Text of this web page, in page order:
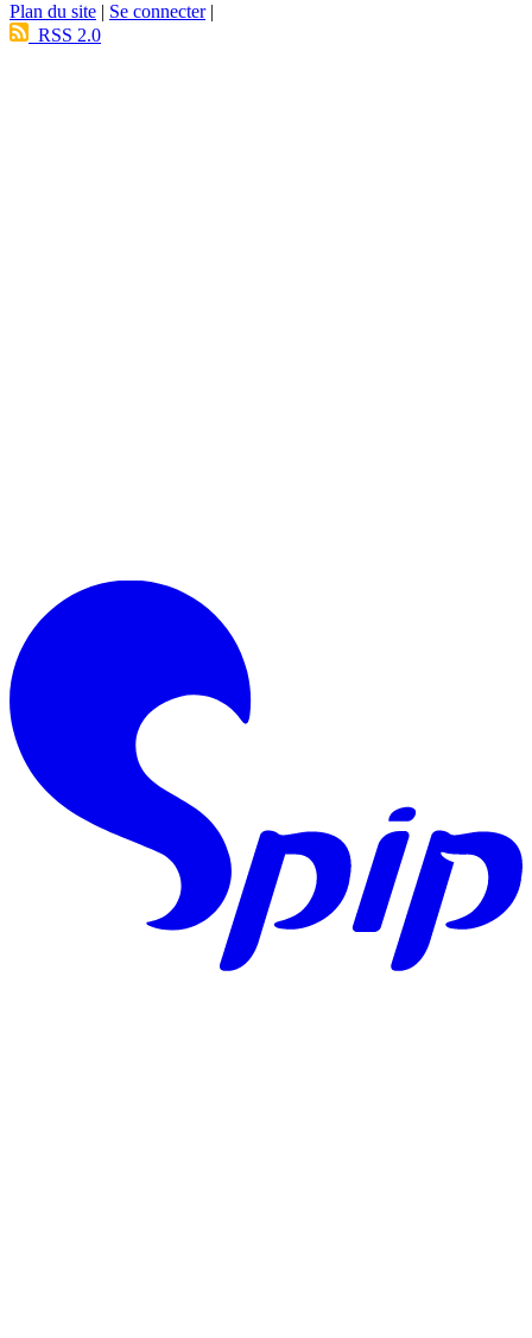
Plan du site | Se connecter|
RSS 2.0